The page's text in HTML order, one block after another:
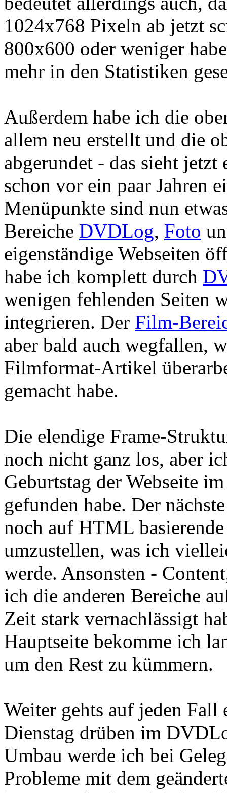
1024x768 Pixeln ab jetzt
800x600 oder weniger
mehr in den Statistiken
Außerdem habe ich die
allem neu erstellt und die
abgerundet - das sieht
schon vor ein paar Jahren
Menüpunkte sind nun
Bereiche DVDLog, Foto
eigenständige Webseiten
habe ich komplett durch
wenigen fehlenden Seiten
integrieren. Der Film-
aber bald auch wegfallen,
Filmformat-Artikel
gemacht habe.
Die elendige Frame-
noch nicht ganz los, aber
Geburtstag der Webseite
gefunden habe. Der
noch auf HTML
umzustellen, was ich
werde. Ansonsten -
ich die anderen Bereiche
Zeit stark vernachlässigt
Hauptseite bekomme ich
um den Rest zu kümmern.
Weiter gehts auf jeden Fall
Dienstag drüben im
Umbau werde ich bei
Probleme mit dem